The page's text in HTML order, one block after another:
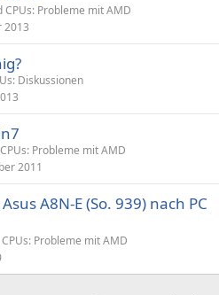
CPUs: Probleme mit AMD
2013
Diskussionen
Probleme mit AMD
2011
A8N-E (So. 939) nach PC
Probleme mit AMD